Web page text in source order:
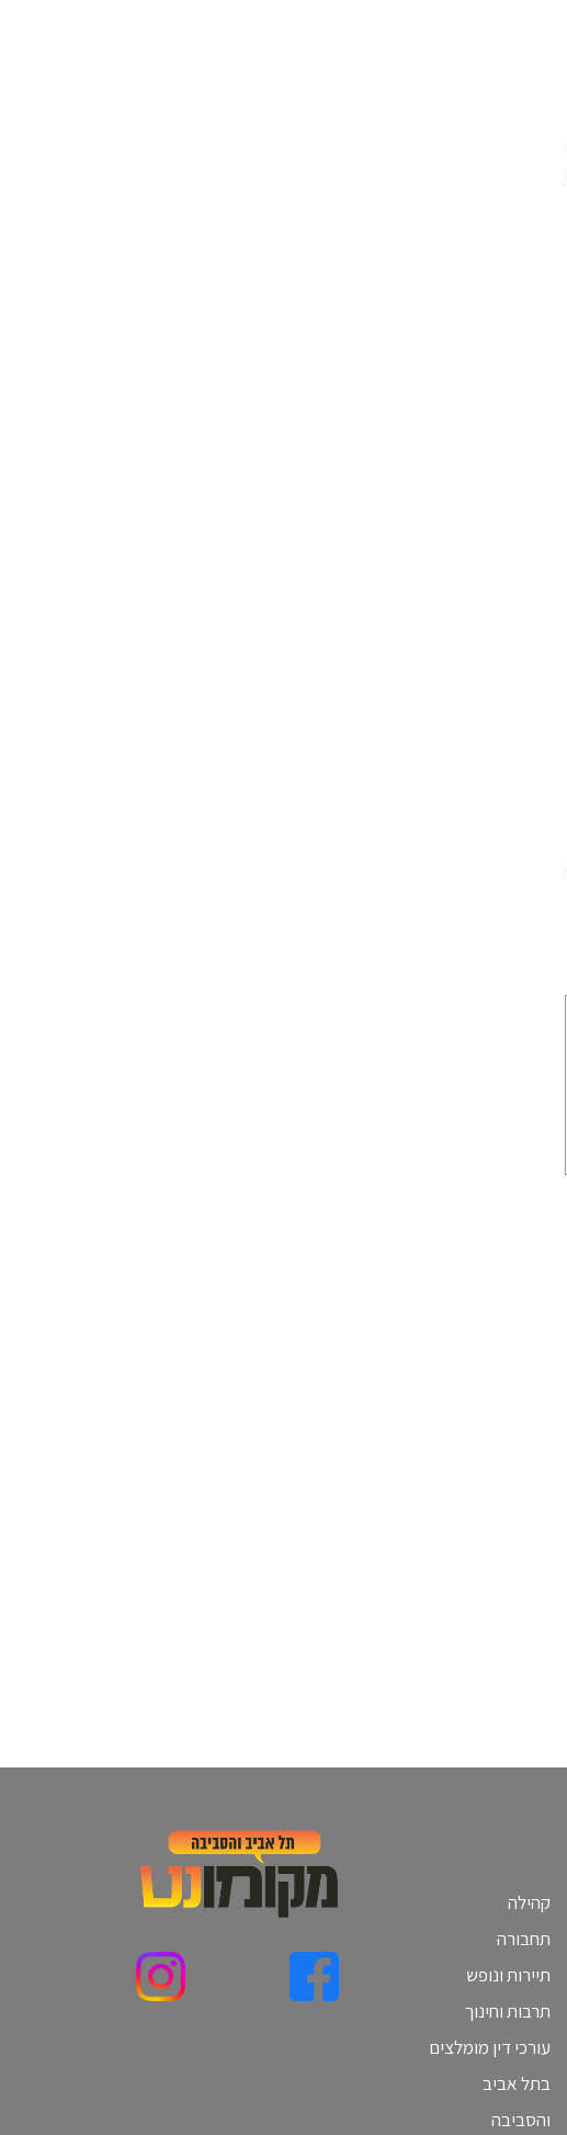
קהילה
תחבורה
תיירות ונופש
תרבות וחינוך
עורכי דין מומלצים
בתל אביב
והסביבה